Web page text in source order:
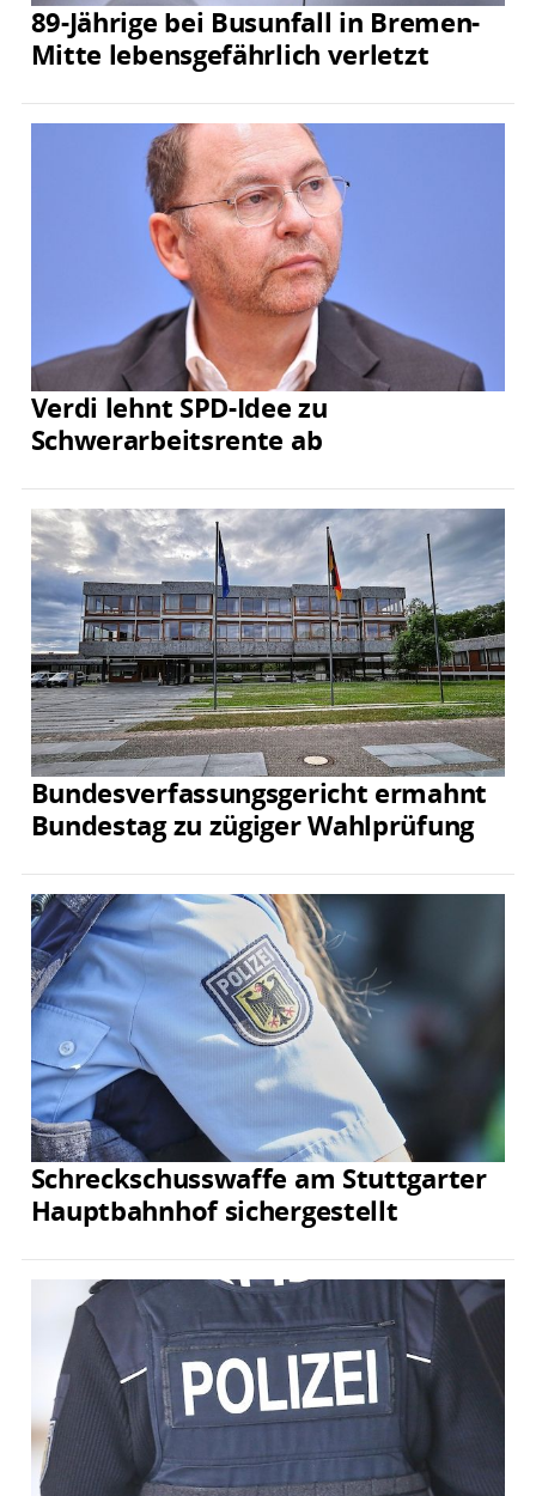
89-Jährige bei Busunfall in Bremen-
Mitte lebensgefährlich verletzt
Verdi lehnt SPD-Idee zu
Schwerarbeitsrente ab
Bundesverfassungsgericht ermahnt
Bundestag zu zügiger Wahlprüfung
Schreckschusswaffe am Stuttgarter
Hauptbahnhof sichergestellt